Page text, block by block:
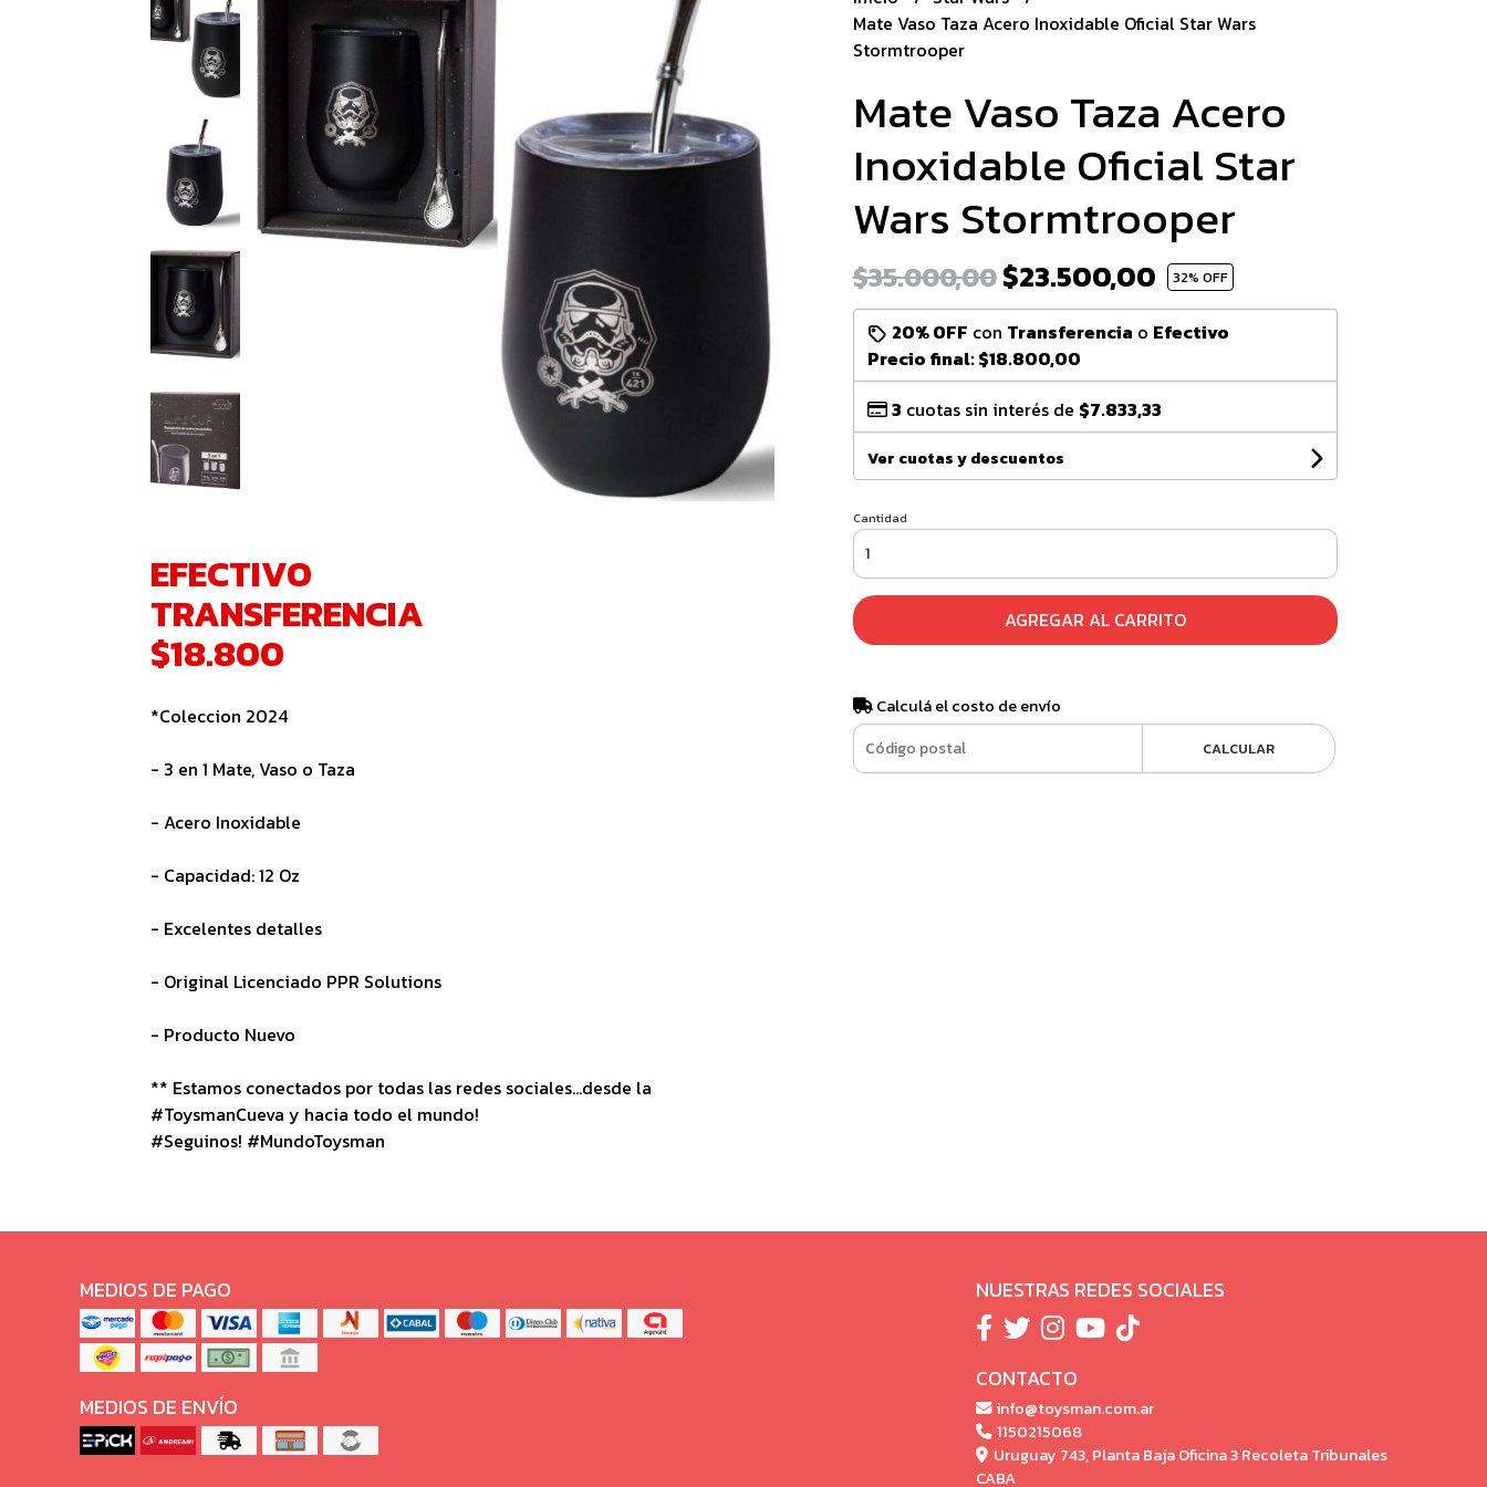
EFECTIVO
TRANSFERENCIA
$18.800
*Coleccion 2024
- 3 en 1 Mate, Vaso o Taza
- Acero Inoxidable
- Capacidad: 12 Oz
- Excelentes detalles
- Original Licenciado PPR Solutions
- Producto Nuevo
** Estamos conectados por todas las redes sociales...desde la
#ToysmanCueva y hacia todo el mundo!
#Seguinos! #MundoToysman
Mate Vaso Taza Acero Inoxidable Oficial Star Wars
Stormtrooper
Mate Vaso Taza Acero
Inoxidable Oficial Star
Wars Stormtrooper
$35.000,00$23.500,00 32% OFF
20% OFF con Transferencia o Efectivo
Precio final:$18.800,00
3 cuotas sin interés de $7.833,33
Ver cuotas y descuentos
Cantidad
AGREGAR AL CARRITO
Calculá el costo de envío
CALCULAR
MEDIOS DE PAGO
MEDIOS DE ENVÍO
NUESTRAS REDES SOCIALES
CONTACTO
info@toysman.com.ar
1150215068
Uruguay 743, Planta Baja Oficina 3 Recoleta Tribunales
CABA